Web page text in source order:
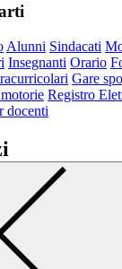
Alunni Sindacati
Insegnanti Orario
Gare
Registro
docenti